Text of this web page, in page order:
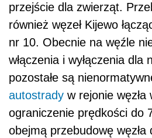
przejście dla zwierząt.
również węzeł Kijewo
nr 10. Obecnie na węźle
włączenia i wyłączenia dla
pozostałe są
autostrady w rejonie węzła
ograniczenie prędkości do
obejmą przebudowę węzła